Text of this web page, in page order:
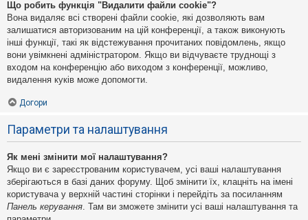
Що робить функція "Видалити файли cookie"?
Вона видаляє всі створені файли cookie, які дозволяють вам
залишатися авторизованим на цій конференції, а також виконують
інші функції, такі як відстежування прочитаних повідомлень, якщо
вони увімкнені адміністратором. Якщо ви відчуваєте труднощі з
входом на конференцію або виходом з конференції, можливо,
видалення куків може допомогти.
Догори
Параметри та налаштування
Як мені змінити мої налаштування?
Якщо ви є зареєстрованим користувачем, усі ваші налаштування
зберігаються в базі даних форуму. Щоб змінити їх, клацніть на імені
користувача у верхній частині сторінки і перейдіть за посиланням
Панель керування . Там ви зможете змінити усі ваші налаштування та